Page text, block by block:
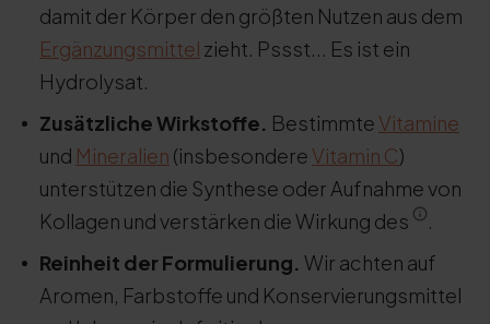
damit der Körper den größten Nutzen aus dem
Ergänzungsmittel zieht. Pssst... Es ist ein
Hydrolysat.
Zusätzliche Wirkstoffe. Bestimmte Vitamine
und Mineralien (insbesondere Vitamin C)
unterstützen die Synthese oder Aufnahme von
Kollagen und verstärken die Wirkung des
.
Reinheit der Formulierung. Wir achten auf
Aromen, Farbstoffe und Konservierungsmittel